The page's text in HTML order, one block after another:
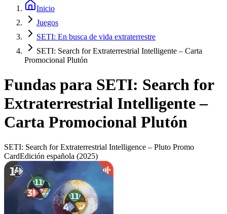
Inicio
Juegos
SETI: En busca de vida extraterrestre
SETI: Search for Extraterrestrial Intelligente – Carta
Promocional Plutón
Fundas para SETI: Search for
Extraterrestrial Intelligente –
Carta Promocional Plutón
SETI: Search for Extraterrestrial Intelligence – Pluto Promo
CardEdición española (2025)